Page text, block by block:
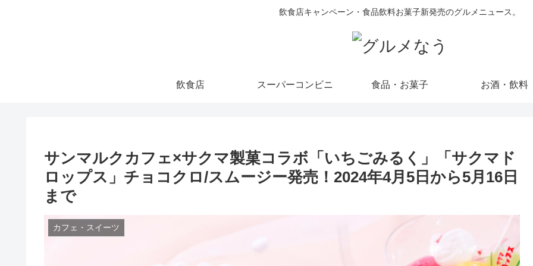
飲食店キャンペーン・食品飲料お菓子新発売のグルメニュース。
飲食店 スーパーコンビニ 食品・お菓子 お酒・飲料
サンマルクカフェ×サクマ製菓コラボ「いちごみるく」「サクマド
ロップス」チョコクロ/スムージー発売！2024年4月5日から5月16日
まで
カフェ・スイーツ